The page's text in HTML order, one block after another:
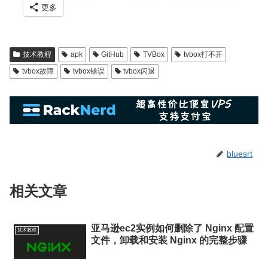
更多
技术教程 apk GitHub TVBox
tvbox打不开
tvbox故障
tvbox错误 tvbox闪退
bluesrt
相关文章
技术教程
亚马逊ec2实例如何删除了 Nginx 配置
文件，卸载和安装 Nginx 的完整步骤